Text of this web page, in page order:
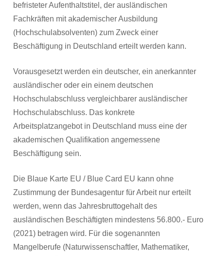
befristeter Aufenthaltstitel, der ausländischen
Fachkräften mit akademischer Ausbildung
(Hochschulabsolventen) zum Zweck einer
Beschäftigung in Deutschland erteilt werden kann.
Vorausgesetzt werden ein deutscher, ein anerkannter
ausländischer oder ein einem deutschen
Hochschulabschluss vergleichbarer ausländischer
Hochschulabschluss. Das konkrete
Arbeitsplatzangebot in Deutschland muss eine der
akademischen Qualifikation angemessene
Beschäftigung sein.
Die Blaue Karte EU / Blue Card EU kann ohne
Zustimmung der Bundesagentur für Arbeit nur erteilt
werden, wenn das Jahresbruttogehalt des
ausländischen Beschäftigten mindestens 56.800.- Euro
(2021) betragen wird. Für die sogenannten
Mangelberufe (Naturwissenschaftler, Mathematiker,